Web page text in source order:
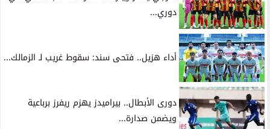
دوري...
أداء هزيل.. فتحى سند: سقوط غريب لـ الزمالك...
دورى الأبطال.. بيراميدز يهزم ريفرز برباعية
ويضمن صدارة...